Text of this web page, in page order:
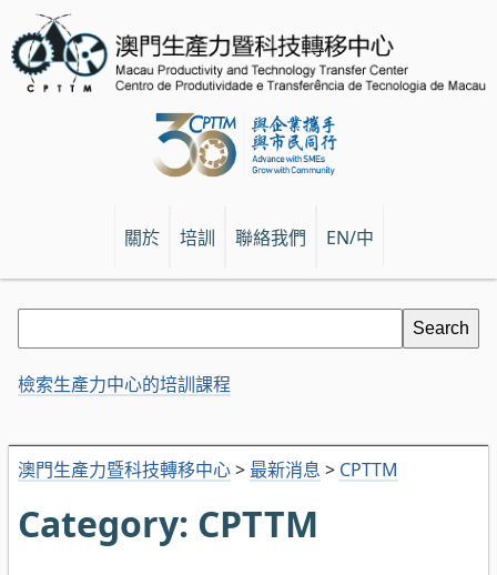
關於 培訓 聯絡我們 EN/中
澳門生產力暨科技轉移中心> 最新消息 > CPTTM
Category: CPTTM
檢索生產力中心的培訓課程